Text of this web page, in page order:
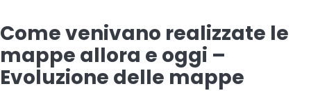
Come venivano realizzate le
mappe allora e oggi –
Evoluzione delle mappe